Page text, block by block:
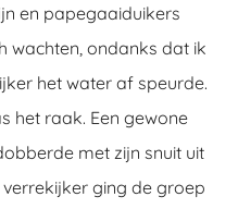
en papegaaiduikers
wachten, ondanks dat ik
het water af speurde.
het raak. Een gewone
met zijn snuit uit
ging de groep